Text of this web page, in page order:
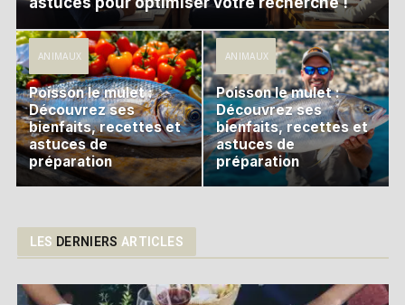
ANIMAUX
Poisson le mulet :
Découvrez ses
bienfaits, recettes et
astuces de
préparation
ANIMAUX
Poisson le mulet :
Découvrez ses
bienfaits, recettes et
astuces de
préparation
LES DERNIERS ARTICLES